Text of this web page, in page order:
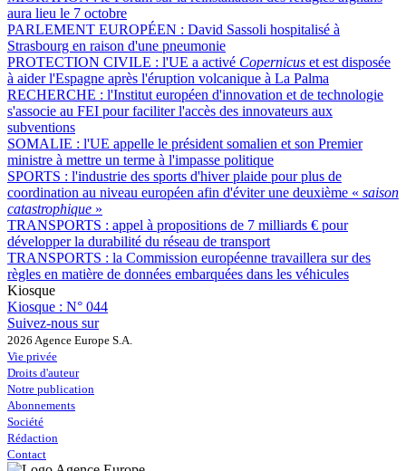
aura lieu le 7 octobre
PARLEMENT EUROPÉEN : David Sassoli hospitalisé à
Strasbourg en raison d'une pneumonie
PROTECTION CIVILE : l'UE a activé Copernicus et est disposée
à aider l'Espagne après l'éruption volcanique à La Palma
RECHERCHE : l'Institut européen d'innovation et de technologie
s'associe au FEI pour faciliter l'accès des innovateurs aux
subventions
SOMALIE : l'UE appelle le président somalien et son Premier
ministre à mettre un terme à l'impasse politique
SPORTS : l'industrie des sports d'hiver plaide pour plus de
coordination au niveau européen afin d'éviter une deuxième « saison
catastrophique »
TRANSPORTS : appel à propositions de 7 milliards € pour
développer la durabilité du réseau de transport
TRANSPORTS : la Commission européenne travaillera sur des
règles en matière de données embarquées dans les véhicules
Kiosque
Kiosque : N° 044
Suivez-nous sur
2026 Agence Europe S.A.
Vie privée
Droits d'auteur
Notre publication
Abonnements
Société
Rédaction
Contact